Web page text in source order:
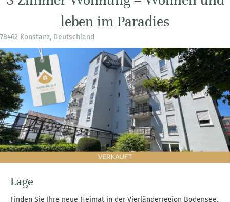
leben im Paradies
78462 Konstanz, Deutschland
Lage
Finden Sie Ihre neue Heimat in der Vierländerregion Bodensee.